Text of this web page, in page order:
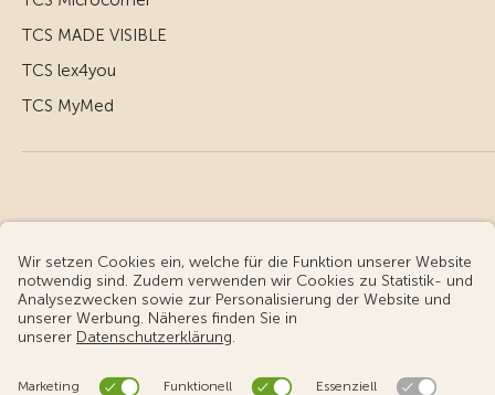
TCS MADE VISIBLE
TCS lex4you
TCS MyMed
© Touring Club Schweiz
Benutzungsbedingungen - rechtliche Informationen